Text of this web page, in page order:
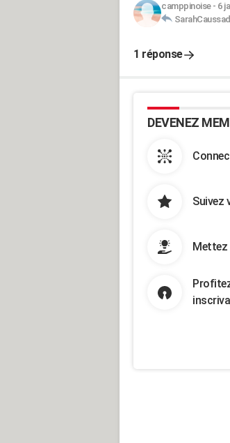
camppinoise- 6
1 réponse
DEVENEZ
Suivez
Mettez